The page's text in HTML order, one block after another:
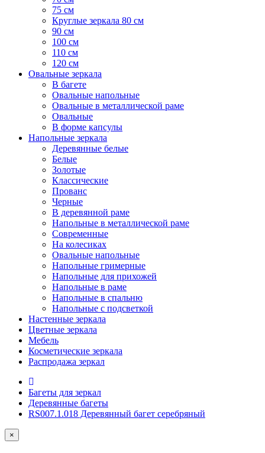
75 см
Круглые зеркала 80 см
90 см
100 см
110 см
120 см
Овальные зеркала
В багете
Овальные напольные
Овальные в металлической раме
Овальные
В форме капсулы
Напольные зеркала
Деревянные белые
Белые
Золотые
Классические
Прованс
Черные
В деревянной раме
Напольные в металлической раме
Современные
На колесиках
Овальные напольные
Напольные гримерные
Напольные для прихожей
Напольные в раме
Напольные в спальню
Напольные с подсветкой
Настенные зеркала
Цветные зеркала
Мебель
Косметические зеркала
Распродажа зеркал
Багеты для зеркал
Деревянные багеты
RS007.1.018 Деревянный багет серебряный
×